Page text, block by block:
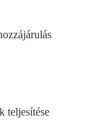
teljesítése